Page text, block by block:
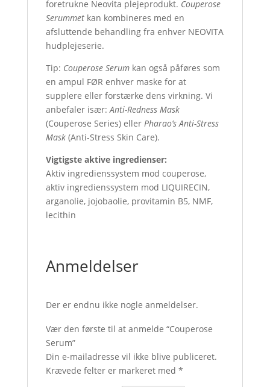
foretrukne Neovita plejeprodukt. Couperose
Serummetkan kombineres med en
afsluttende behandling fra enhver NEOVITA
hudplejeserie.
Tip: Couperose Serumkan også påføres som
en ampul FØR enhver maske for at
supplere eller forstærke dens virkning. Vi
anbefaler især:Anti-Redness Mask
(Couperose Series) eller Pharao’s Anti-Stress
Mask(Anti-Stress Skin Care).
Vigtigste aktive ingredienser:
Aktiv ingredienssystem mod couperose,
aktiv ingredienssystem mod LIQUIRECIN,
arganolie, jojobaolie, provitamin B5, NMF,
lecithin
Anmeldelser
Der er endnu ikke nogle anmeldelser.
Vær den første til at anmelde “Couperose
Serum”
Din e-mailadresse vil ikke blive publiceret.
Krævede felter er markeret med *